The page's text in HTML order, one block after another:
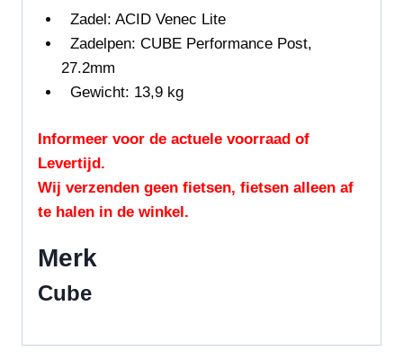
Zadel: ACID Venec Lite
Zadelpen: CUBE Performance Post,
27.2mm
Gewicht: 13,9 kg
Informeer voor de actuele voorraad of
Levertijd.
Wij verzenden geen fietsen, fietsen alleen af
te halen in de winkel.
Merk
Cube